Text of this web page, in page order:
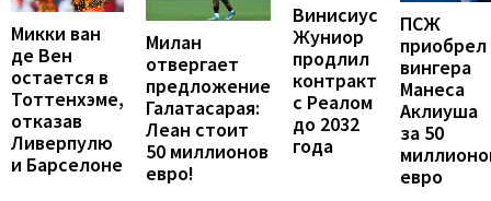
Микки ван
де Вен
остается в
Тоттенхэме,
отказав
Ливерпулю
и Барселоне
Милан
отвергает
предложение
Галатасарая:
Леан стоит
50 миллионов
евро!
Винисиус
Жуниор
продлил
контракт
с Реалом
до 2032
года
ПСЖ
приобрел
вингера
Манеса
Аклиуша
за 50
евро